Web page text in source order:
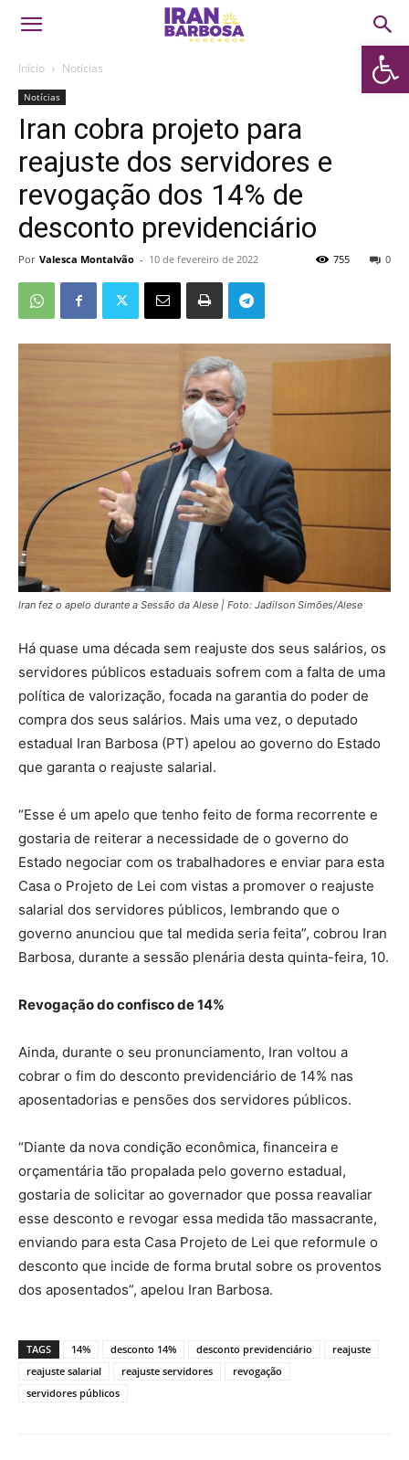
Abrir
Início Notícias
Notícias
Iran cobra projeto para
reajuste dos servidores e
revogação dos 14% de
desconto previdenciário
Por Valesca Montalvão - 10 de fevereiro de 2022 0
755
Iran fez o apelo durante a Sessão da Alese | Foto: Jadilson Simões/Alese
Há quase uma década sem reajuste dos seus salários, os
servidores públicos estaduais sofrem com a falta de uma
política de valorização, focada na garantia do poder de
compra dos seus salários. Mais uma vez, o deputado
estadual Iran Barbosa (PT) apelou ao governo do Estado
que garanta o reajuste salarial.
“Esse é um apelo que tenho feito de forma recorrente e
gostaria de reiterar a necessidade de o governo do
Estado negociar com os trabalhadores e enviar para esta
Casa o Projeto de Lei com vistas a promover o reajuste
salarial dos servidores públicos, lembrando que o
governo anunciou que tal medida seria feita”, cobrou Iran
Barbosa, durante a sessão plenária desta quinta-feira, 10.
Revogação do confisco de 14%
Ainda, durante o seu pronunciamento, Iran voltou a
cobrar o fim do desconto previdenciário de 14% nas
aposentadorias e pensões dos servidores públicos.
“Diante da nova condição econômica, financeira e
orçamentária tão propalada pelo governo estadual,
gostaria de solicitar ao governador que possa reavaliar
esse desconto e revogar essa medida tão massacrante,
enviando para esta Casa Projeto de Lei que reformule o
desconto que incide de forma brutal sobre os proventos
dos aposentados”, apelou Iran Barbosa.
TAGS 14% desconto 14% desconto previdenciário
reajuste
reajuste salarial
reajuste servidores
revogação
servidores públicos